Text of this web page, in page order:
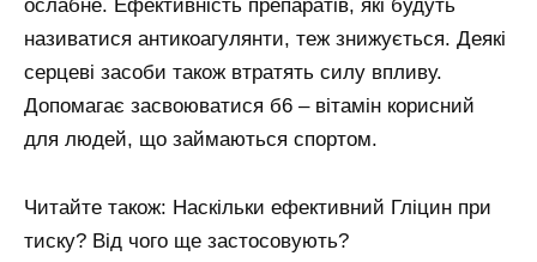
ослабне. Ефективність препаратів, які будуть
називатися антикоагулянти, теж знижується. Деякі
серцеві засоби також втратять силу впливу.
Допомагає засвоюватися б6 – вітамін корисний
для людей, що займаються спортом.
Читайте також: Наскільки ефективний Гліцин при
тиску? Від чого ще застосовують?